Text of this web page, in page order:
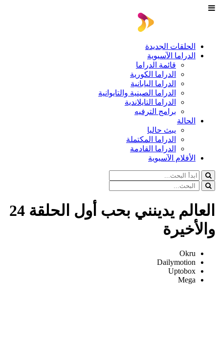
الحلقات الجديدة
الدراما الآسيوية
قائمة الدراما
الدراما الكورية
الدراما اليابانية
الدراما الصينية والتايوانية
الدراما التايلاندية
برامج الترفيه
الحالة
يبث حاليا
الدراما المكتملة
الدراما القادمة
الأفلام الآسيوية
العالم يدينني بحب أول الحلقة 24
والأخيرة
Okru
Dailymotion
Uptobox
Mega